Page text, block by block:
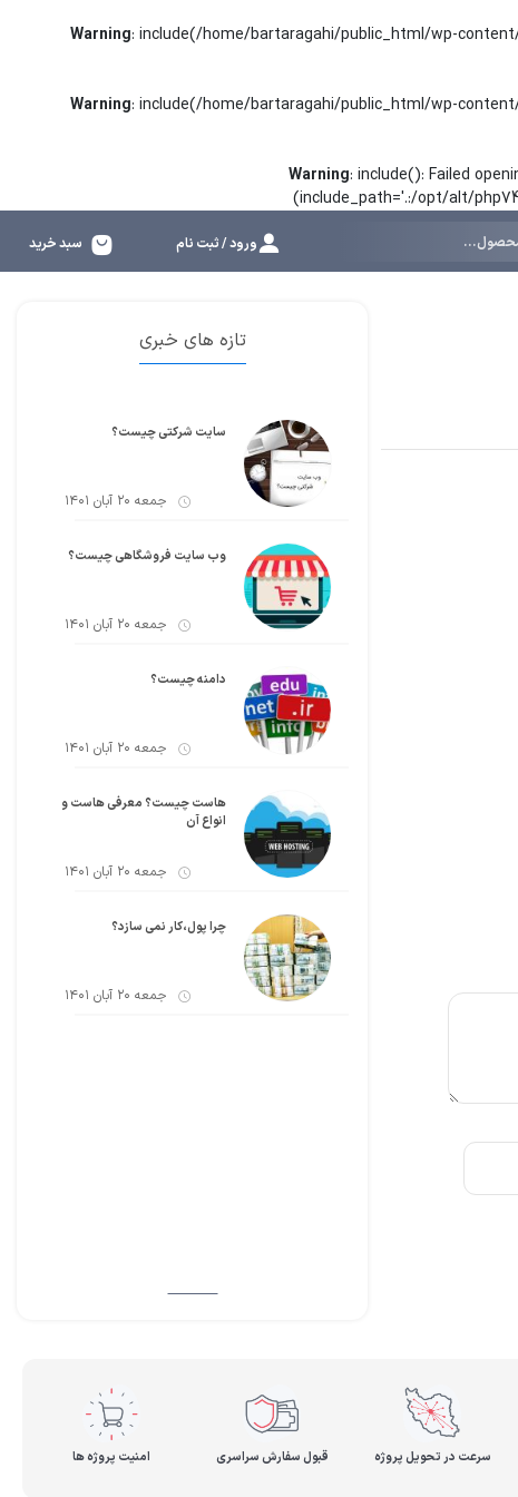
Warning: include(/home/bartaragahi/public_html/wp-
Warning: include(/home/bartaragahi/public_html/wp-
Warning: include(): Failed
(include_path='.:/opt/alt/
ورود / ثبت نام سبد خرید
تازه های خبری
سایت شرکتی چیست؟
جمعه 20 آبان 1401
وب سایت فروشگاهی چیست؟
جمعه 20 آبان 1401
دامنه چیست؟
جمعه 20 آبان 1401
هاست چیست؟ معرفی هاست و
انواع آن
جمعه 20 آبان 1401
چرا پول،کار نمی سازد؟
جمعه 20 آبان 1401
سرعت در تحویل پروژه قبول سفارش سراسری امنیت پروژه ها